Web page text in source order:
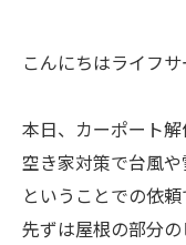
こんにちはライフサ
本日、カーポート解
空き家対策で台風
ということでの依頼
先ずは屋根の部分